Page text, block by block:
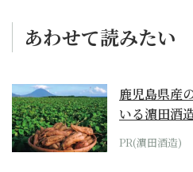
あわせて読みたい
鹿児島県産
いる濵田酒
PR(濵田酒造)